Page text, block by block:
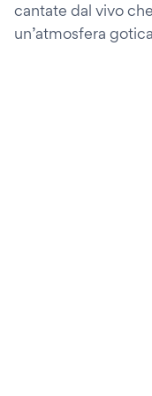
cantate dal vivo
un’atmosfera